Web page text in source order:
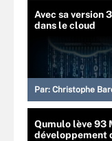
Avec sa version
dans le cloud
Par: Christophe
Qumulo lève 93
développement